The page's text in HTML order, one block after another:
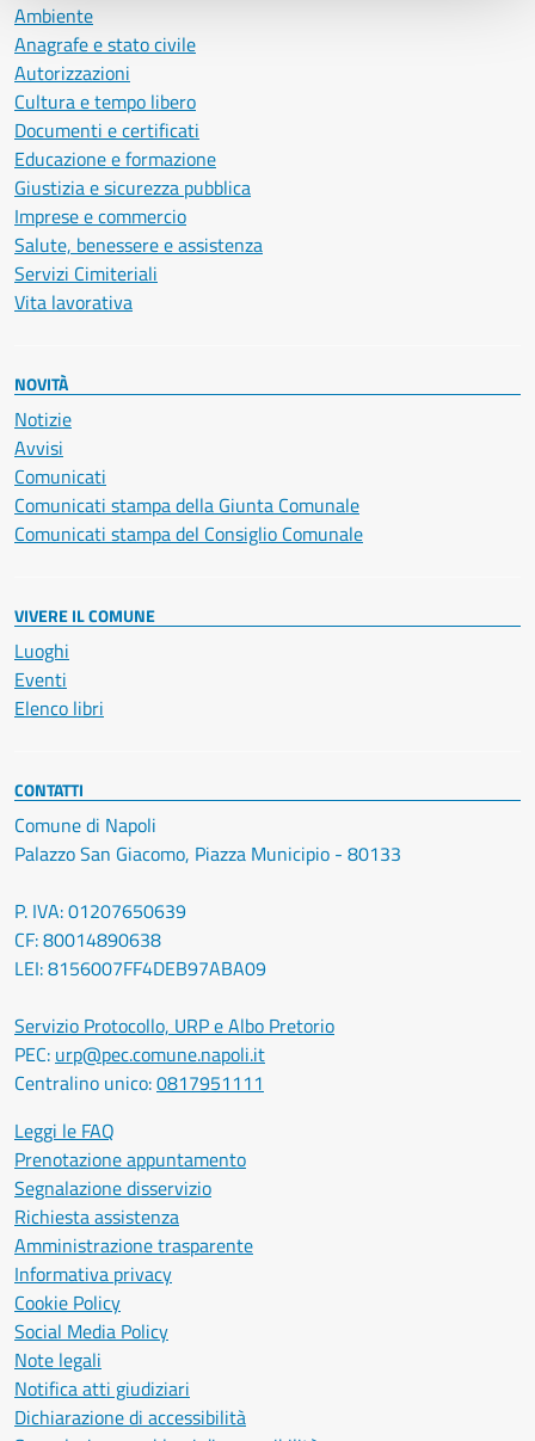
Ambiente
Anagrafe e stato civile
Autorizzazioni
Cultura e tempo libero
Documenti e certificati
Educazione e formazione
Giustizia e sicurezza pubblica
Imprese e commercio
Salute, benessere e assistenza
Servizi Cimiteriali
Vita lavorativa
NOVITÀ
Notizie
Avvisi
Comunicati
Comunicati stampa della Giunta Comunale
Comunicati stampa del Consiglio Comunale
VIVERE IL COMUNE
Luoghi
Eventi
Elenco libri
CONTATTI
Comune di Napoli
Palazzo San Giacomo, Piazza Municipio - 80133
P. IVA: 01207650639
CF: 80014890638
LEI: 8156007FF4DEB97ABA09
Servizio Protocollo, URP e Albo Pretorio
PEC: urp@pec.comune.napoli.it
Centralino unico:0817951111
Leggi le FAQ
Prenotazione appuntamento
Segnalazione disservizio
Richiesta assistenza
Amministrazione trasparente
Informativa privacy
Cookie Policy
Social Media Policy
Note legali
Notifica atti giudiziari
Dichiarazione di accessibilità